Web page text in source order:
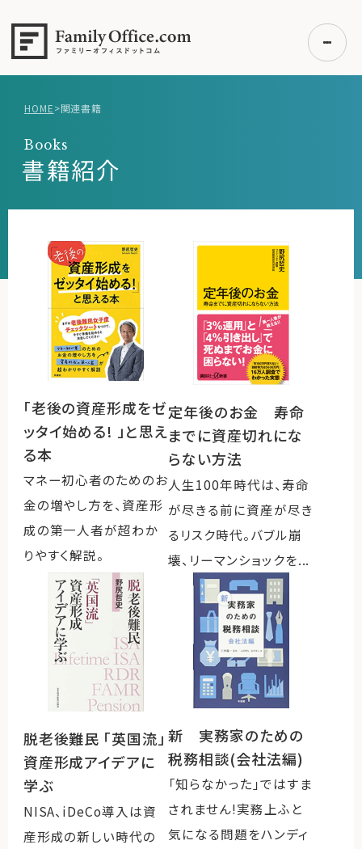
ご利用の流れ・プラン
事例紹介
エキスパート一覧
無料講座
コラム
利用者の声
無料ご相談 ログイン
運営会社
関連書籍
よくある質問
HOME>関連書籍
Books
書籍紹介
「老後の資産形成をゼ
ッタイ始める! 」と思え
る本
マネー初心者のためのお
金の増やし方を、資産形
成の第一人者が超わか
りやすく解説。
定年後のお金 寿命
までに資産切れにな
らない方法
人生100年時代は、寿命
が尽きる前に資産が尽き
るリスク時代。バブル崩
壊、リーマンショックを...
脱老後難民 「英国流」
資産形成アイデアに
学ぶ
NISA、iDeCo導入は資
産形成の新しい時代の
新 実務家のための
税務相談(会社法編)
「知らなかった」ではすま
されません!実務上ふと
気になる問題をハンディ